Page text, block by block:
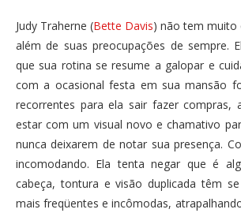
Judy Traherne (Bette Davis) não tem muito
além de suas preocupações de sempre.
que sua rotina se resume a galopar e
com a ocasional festa em sua mansão
recorrentes para ela sair fazer compras,
estar com um visual novo e chamativo
nunca deixarem de notar sua presença.
incomodando. Ela tenta negar que é
cabeça, tontura e visão duplicada têm
mais freqüentes e incômodas,